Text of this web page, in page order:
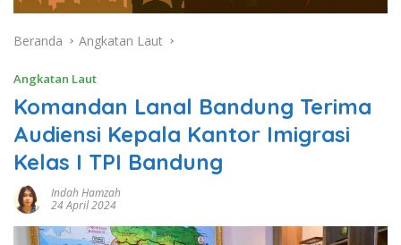
Beranda Angkatan Laut
Angkatan Laut
Komandan Lanal Bandung Terima
Audiensi Kepala Kantor Imigrasi
Kelas I TPI Bandung
Indah Hamzah
24 April 2024